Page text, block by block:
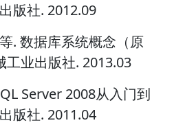
版社. 2012.09
. 数据库系统概念（原
工业出版社. 2013.03
Server 2008从入门到
版社. 2011.04